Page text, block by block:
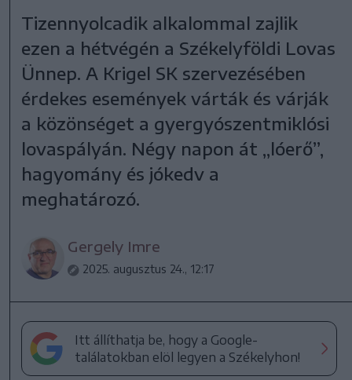
Tizennyolcadik alkalommal zajlik
ezen a hétvégén a Székelyföldi Lovas
Ünnep. A Krigel SK szervezésében
érdekes események várták és várják
a közönséget a gyergyószentmiklósi
lovaspályán. Négy napon át „lóerő”,
hagyomány és jókedv a
meghatározó.
Gergely Imre
2025. augusztus 24., 12:17
Itt állíthatja be, hogy a Google-
találatokban elöl legyen a Székelyhon!